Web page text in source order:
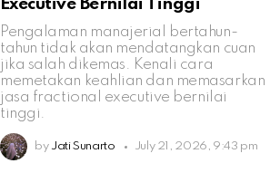
Executive Bernilai Tinggi
Pengalaman manajerial bertahun-
tahun tidak akan mendatangkan cuan
jika salah dikemas. Kenali cara
memetakan keahlian dan memasarkan
jasa fractional executive bernilai
tinggi.
by Jati Sunarto July 21, 2026, 9:43 pm